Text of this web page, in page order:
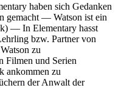
haben sich Gedanken
gemacht — Watson ist ein
— In Elementary hasst
bzw. Partner von
zu
Filmen und Serien
ankommen zu
der Anwalt der